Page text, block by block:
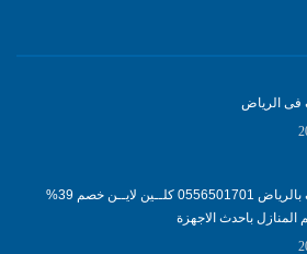
فى الرياض
شركة تنظيف بالرياض 0556501701 كلــين لايــن خصم 39%
المنازل باحدث الاجهزة